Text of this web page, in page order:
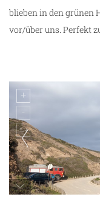
blieben in den grünen
vor/über uns. Perfekt